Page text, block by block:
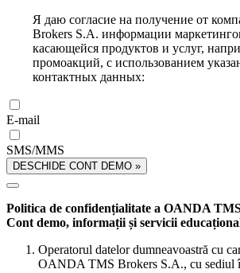
Я даю согласие на получение от
Brokers S.A. информации
касающейся продуктов и услуг,
промоакций, с использованием
контактных данных:
E-mail
SMS/MMS
DESCHIDE CONT DEMO »
Politica de confidențialitate a OANDA
Cont demo, informații și servicii
Operatorul datelor dumneavoastră cu
OANDA TMS Brokers S.A., cu sediul